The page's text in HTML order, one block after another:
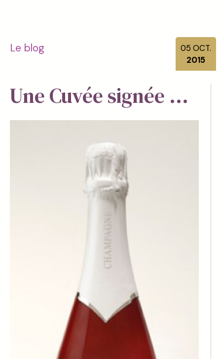
Le blog 05 OCT.
2015
Une Cuvée signée ...